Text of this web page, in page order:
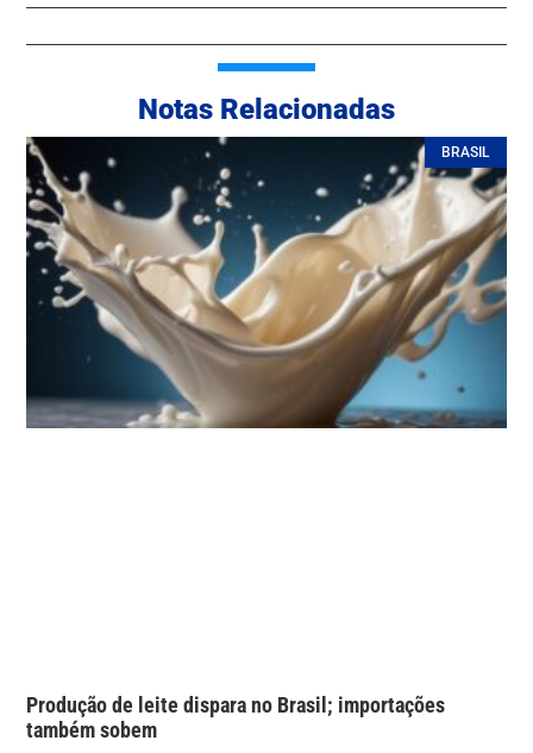
Notas Relacionadas
BRASIL
Produção de leite dispara no Brasil; importações
também sobem